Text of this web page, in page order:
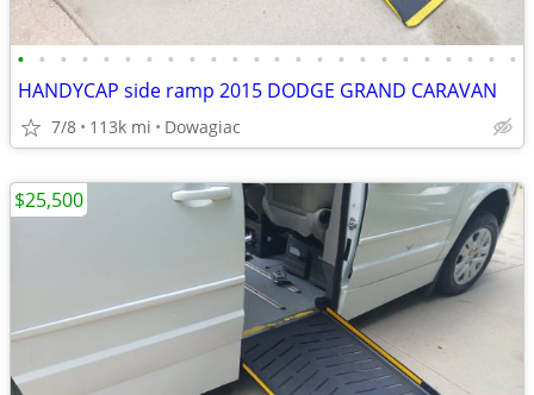
• • • • • • • • • • • • • • • • • • • • • • • •
HANDYCAP side ramp 2015 DODGE GRAND CARAVAN
7/8 113k mi Dowagiac
$25,500